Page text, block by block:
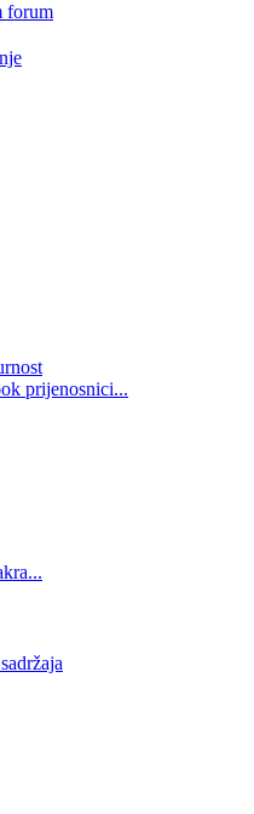
forum
prijenosnici...